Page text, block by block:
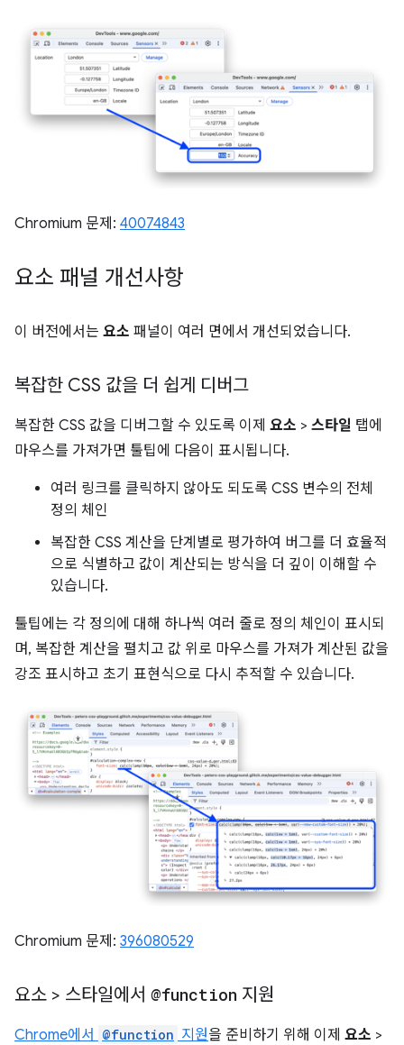
Chromium 문제: 40074843
요소 패널 개선사항
이 버전에서는 요소 패널이 여러 면에서 개선되었습니다.
복잡한 CSS 값을 더 쉽게 디버그
복잡한 CSS 값을 디버그할 수 있도록 이제 요소 > 스타일 탭에
마우스를 가져가면 툴팁에 다음이 표시됩니다.
여러 링크를 클릭하지 않아도 되도록 CSS 변수의 전체
정의 체인
복잡한 CSS 계산을 단계별로 평가하여 버그를 더 효율적
으로 식별하고 값이 계산되는 방식을 더 깊이 이해할 수
있습니다.
툴팁에는 각 정의에 대해 하나씩 여러 줄로 정의 체인이 표시되
며, 복잡한 계산을 펼치고 값 위로 마우스를 가져가 계산된 값을
강조 표시하고 초기 표현식으로 다시 추적할 수 있습니다.
Chromium 문제: 396080529
요소 > 스타일에서 @function 지원
Chrome에서 @function 지원을 준비하기 위해 이제 요소 >